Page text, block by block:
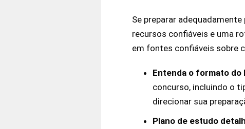
Se preparar
recursos confiáveis e uma
em fontes confiáveis sobre
Entenda o formato do
concurso, incluindo o
direcionar sua
Plano de estudo